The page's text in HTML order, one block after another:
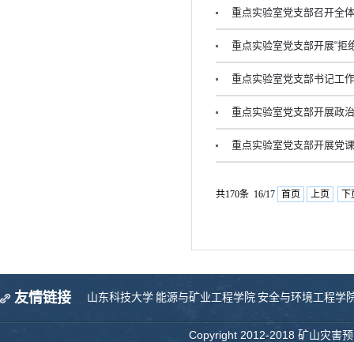
重点实验室党支部召开全
重点实验室党支部开展“拒
重点实验室党支部书记工
重点实验室党支部开展政
重点实验室党支部开展党
共170条 16/17 首页 上页
友情链接 山东科技大学 能源与矿业工程学院 安全与环境工程学
Copyright 2012-2018 矿山灾害